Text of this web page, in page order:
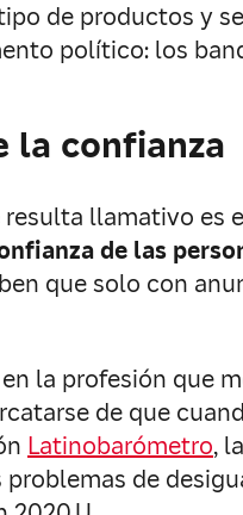
de productos y
político: los
la confianza
llamativo es
de las
que solo con
la profesión que
de que
Latinobarómetro,
problemas de